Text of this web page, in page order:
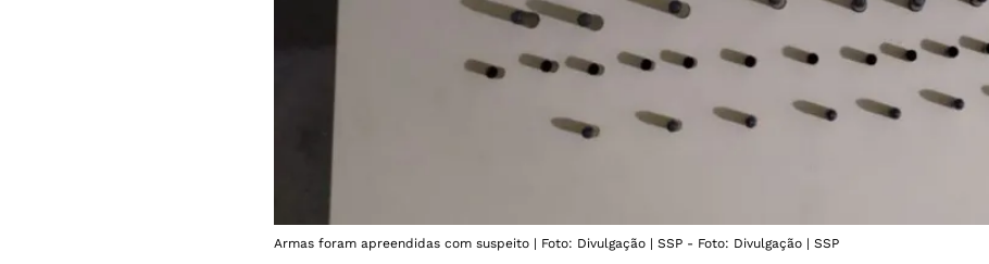
Armas foram apreendidas com suspeito | Foto: Divulgação | SSP - Foto: Divulgação | SSP